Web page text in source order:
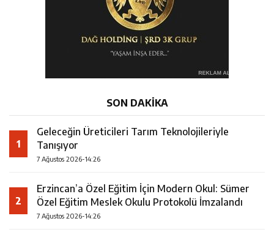
SON DAKİKA
1
Geleceğin Üreticileri Tarım Teknolojileriyle
Tanışıyor
7 Ağustos 2026-14:26
2
Erzincan’a Özel Eğitim İçin Modern Okul: Sümer
Özel Eğitim Meslek Okulu Protokolü İmzalandı
7 Ağustos 2026-14:26